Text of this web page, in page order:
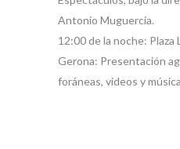
Antonio Muguercia.
12:00 de la noche: Plaza
Gerona: Presentación
foráneas, videos y